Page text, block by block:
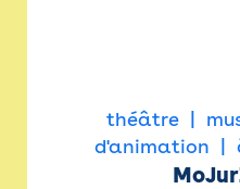
théâtre
d'animation